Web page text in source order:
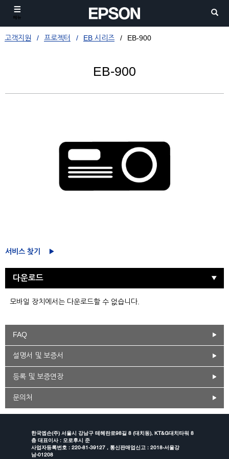
메뉴
고객지원 프로젝터 EB 시리즈 EB-900
EB-900
서비스 찾기
다운로드
모바일 장치에서는 다운로드할 수 없습니다.
FAQ
설명서 및 보증서
등록 및 보증연장
문의처
한국엡손(주) 서울시 강남구 테헤란로98길 8 (대치동), KT&G대치타워 8
층 대표이사 : 모로후시 준
사업자등록번호 : 220-81-39127 , 통신판매업신고 : 2018-서울강
남-01208